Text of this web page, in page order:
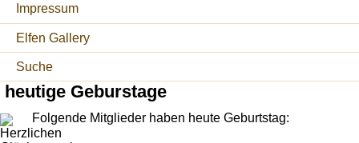
Impressum
Elfen Gallery
Suche
heutige Geburstage
Folgende Mitglieder haben heute Geburtstag: